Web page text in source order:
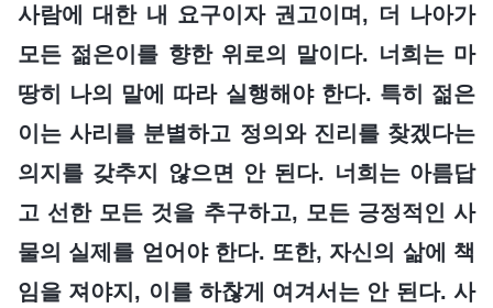
사람에 대한 내 요구이자 권고이며, 더 나아가
모든 젊은이를 향한 위로의 말이다. 너희는 마
땅히 나의 말에 따라 실행해야 한다. 특히 젊은
이는 사리를 분별하고 정의와 진리를 찾겠다는
의지를 갖추지 않으면 안 된다. 너희는 아름답
고 선한 모든 것을 추구하고, 모든 긍정적인 사
물의 실제를 얻어야 한다. 또한, 자신의 삶에 책
임을 져야지, 이를 하찮게 여겨서는 안 된다. 사